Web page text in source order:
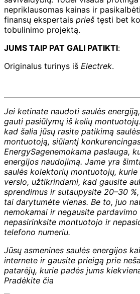
nepriklausomas kainas ir
finansų ekspertais prieš tęsti bet
tobulinimo projektą.
JUMS TAIP PAT GALI PATIKTI:
Originalus turinys iš Electrek.
Jei ketinate naudoti saulės
gauti pasiūlymų iš kelių
kad šalia jūsų rasite patikimą
montuotoją, siūlantį
EnergySagenemokama paslauga,
energijos naudojimą. Jame yra
saulės kolektorių montuotojų,
verslo, užtikrindami, kad gausite
sprendimus ir sutaupysite 20–30
tai darytumėte vienas. Be to, juo
nemokamai ir negausite
nepasirinksite montuotojo ir
telefono numeriu.
Jūsų asmenines saulės energijos
internete ir gausite prieigą prie
patarėjų, kurie padės jums
Pradėkite čia